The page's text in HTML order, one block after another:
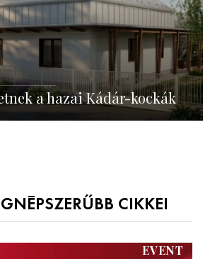
a hazai Kádár-kockák
CIKKEI
EVENT